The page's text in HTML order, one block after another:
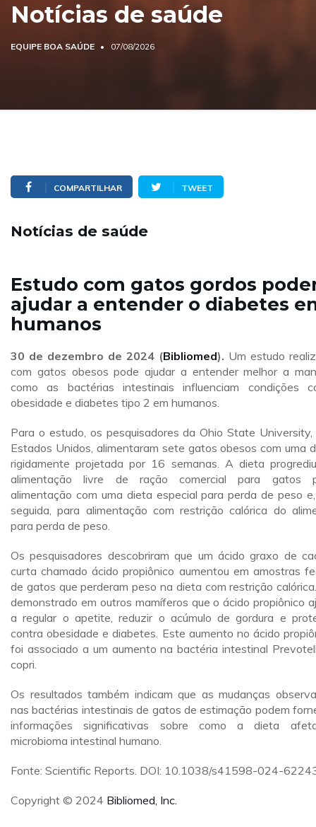
Notícias de saúde
EQUIPE BOA SAÚDE 07/08/2026
COMPARTILHAR TWEET
Notícias de saúde
Estudo com gatos gordos
ajudar a entender o diabetes
humanos
30 de dezembro de 2024 (Bibliomed). Um estudo
com gatos obesos pode ajudar a entender melhor a
como as bactérias intestinais influenciam condições
obesidade e diabetes tipo 2 em humanos.
Para o estudo, os pesquisadores da Ohio State University,
Estados Unidos, alimentaram sete gatos obesos com uma
rigidamente projetada por 16 semanas. A dieta
alimentação livre de ração comercial para gatos
alimentação com uma dieta especial para perda de peso
seguida, para alimentação com restrição calórica do
para perda de peso.
Os pesquisadores descobriram que um ácido graxo de
curta chamado ácido propiônico aumentou em amostras
de gatos que perderam peso na dieta com restrição
demonstrado em outros mamíferos que o ácido propiônico
a regular o apetite, reduzir o acúmulo de gordura e
contra obesidade e diabetes. Este aumento no ácido
foi associado a um aumento na bactéria intestinal
copri.
Os resultados também indicam que as mudanças
nas bactérias intestinais de gatos de estimação podem
informações significativas sobre como a dieta
microbioma intestinal humano.
Fonte: Scientific Reports. DOI: 10.1038/s41598-024-
Copyright © 2024 Bibliomed, Inc.